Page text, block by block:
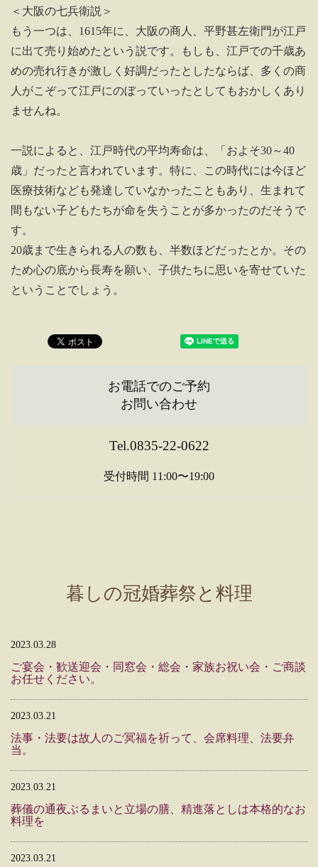
＜大阪の七兵衛説＞
もう一つは、1615年に、大阪の商人、平野甚左衛門が江戸
に出て売り始めたという説です。もしも、江戸での千歳あ
めの売れ行きが激しく好調だったとしたならば、多くの商
人がこぞって江戸にのぼっていったとしてもおかしくあり
ませんね。
一説によると、江戸時代の平均寿命は、「およそ30～40
歳」だったと言われています。特に、この時代には今ほど
医療技術なども発達していなかったこともあり、生まれて
間もない子どもたちが命を失うことが多かったのだそうで
す。
20歳まで生きられる人の数も、半数ほどだったとか。その
ため心の底から長寿を願い、子供たちに思いを寄せていた
ということでしょう。
お電話でのご予約
お問い合わせ
Tel.0835-22-0622
受付時間 11:00〜19:00
暮しの冠婚葬祭と料理
2023.03.28
ご宴会・歓送迎会・同窓会・総会・家族お祝い会・ご商談
お任せください。
2023.03.21
法事・法要は故人のご冥福を祈って、会席料理、法要弁
当。
2023.03.21
葬儀の通夜ぶるまいと立場の膳、精進落としは本格的なお
料理を
2023.03.21